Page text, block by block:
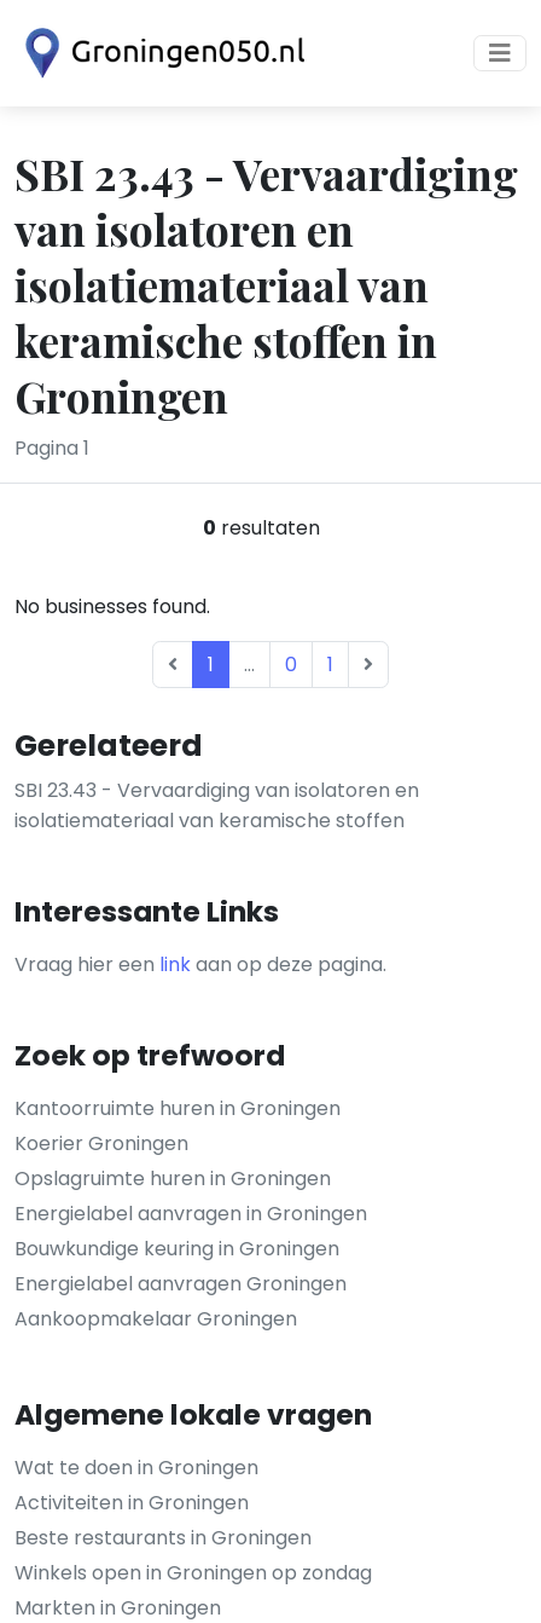
SBI 23.43 - Vervaardiging
van isolatoren en
isolatiemateriaal van
keramische stoffen in
Groningen
Pagina 1
Gerelateerd
SBI 23.43 - Vervaardiging van isolatoren en
isolatiemateriaal van keramische stoffen
Interessante Links
Vraag hier een linkaan op deze pagina.
Zoek op trefwoord
Kantoorruimte huren in Groningen
Koerier Groningen
Opslagruimte huren in Groningen
Energielabel aanvragen in Groningen
Bouwkundige keuring in Groningen
Energielabel aanvragen Groningen
Aankoopmakelaar Groningen
Algemene lokale vragen
Wat te doen in Groningen
Activiteiten in Groningen
Beste restaurants in Groningen
Winkels open in Groningen op zondag
Markten in Groningen
0 resultaten
No businesses found.
1 ... 0 1